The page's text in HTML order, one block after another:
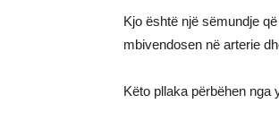
Kjo është një sëmundje
mbivendosen në arterie
Këto pllaka përbëhen nga